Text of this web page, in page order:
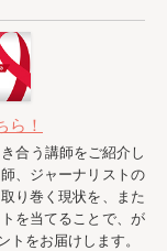
ら！
、ジャーナリストの
り巻く現状を、また
を当てることで、が
をお届けします。